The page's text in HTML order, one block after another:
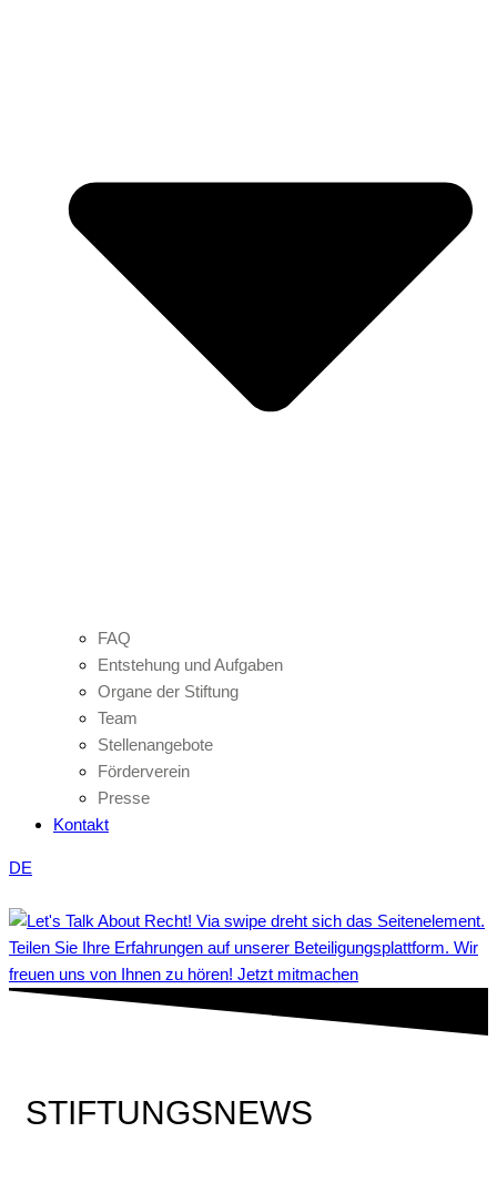
FAQ
Entstehung und Aufgaben
Organe der Stiftung
Team
Stellenangebote
Förderverein
Presse
Kontakt
DE
Teilen Sie Ihre Erfahrungen auf unserer Beteiligungsplattform. Wir
freuen uns von Ihnen zu hören! Jetzt mitmachen
STIFTUNGSNEWS